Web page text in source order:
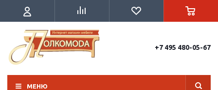
+7 495 480-05-67
МЕНЮ